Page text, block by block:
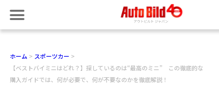
ホーム
スポーツカー
【ベストバイミニはどれ？】探しているのは“最高のミニ” この徹底的な
購入ガイドでは、何が必要で、何が不要なのかを徹底解説！